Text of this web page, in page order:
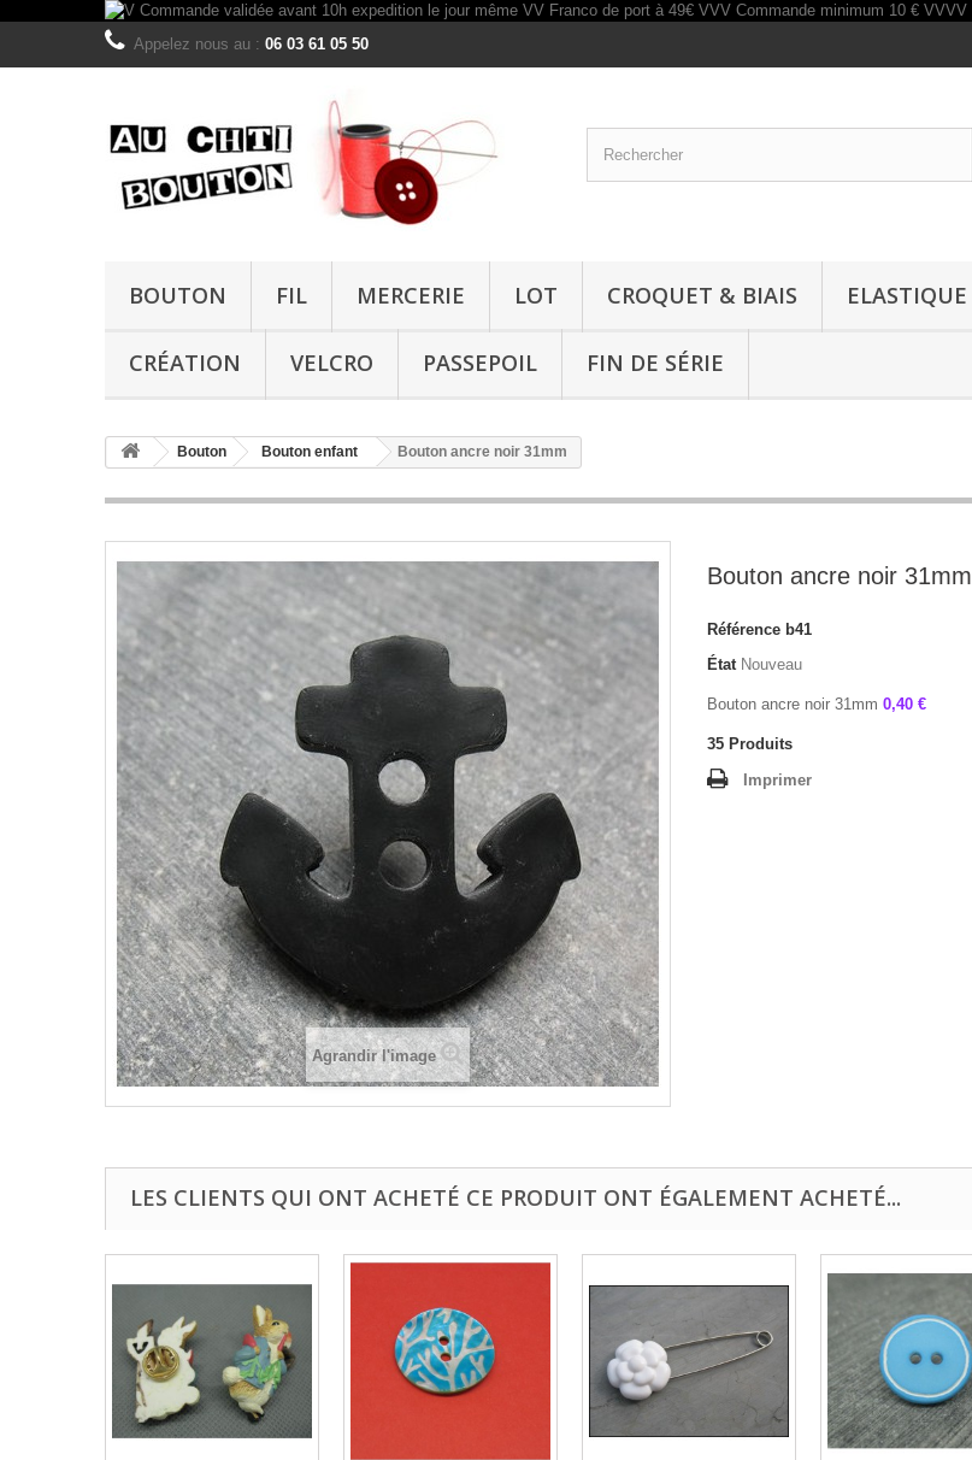
Appelez nous au : 06 03 61 05 50
BOUTON FIL MERCERIE LOT CROQUET & BIAIS ELASTIQUE
CRÉATION VELCRO PASSEPOIL FIN DE SÉRIE
Bouton Bouton enfant Bouton ancre noir 31mm
Agrandir l'image
Bouton ancre noir 31mm
Référence b41
État Nouveau
Bouton ancre noir 31mm 0,40 €
35 Produits
Imprimer
LES CLIENTS QUI ONT ACHETÉ CE PRODUIT ONT ÉGALEMENT ACHETÉ...